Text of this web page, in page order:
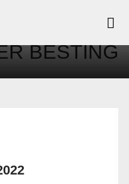
BESTING